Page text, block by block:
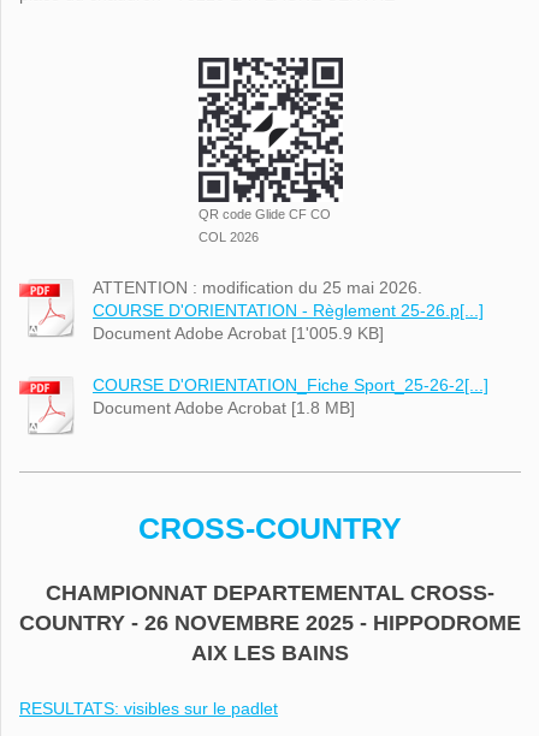
QR code Glide CF CO
COL 2026
ATTENTION : modification du 25 mai 2026.
COURSE D'ORIENTATION - Règlement 25-26.p[...]
Document Adobe Acrobat [1'005.9 KB]
COURSE D'ORIENTATION_Fiche Sport_25-26-2[...]
Document Adobe Acrobat [1.8 MB]
CROSS-COUNTRY
CHAMPIONNAT DEPARTEMENTAL CROSS-
COUNTRY - 26 NOVEMBRE 2025 - HIPPODROME
AIX LES BAINS
RESULTATS: visibles sur le padlet